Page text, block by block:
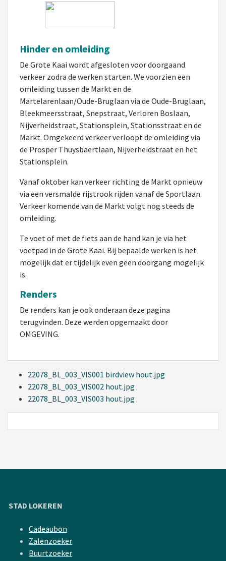
Hinder en omleiding
De Grote Kaai wordt afgesloten voor doorgaand
verkeer zodra de werken starten. We voorzien een
omleiding tussen de Markt en de
Martelarenlaan/Oude-Bruglaan via de Oude-Bruglaan,
Bleekmeersstraat, Snepstraat, Verloren Boslaan,
Nijverheidstraat, Stationsplein, Stationsstraat en de
Markt. Omgekeerd verkeer verloopt de omleiding via
de Prosper Thuysbaertlaan, Nijverheidstraat en het
Stationsplein.
Vanaf oktober kan verkeer richting de Markt opnieuw
via een versmalde rijstrook rijden vanaf de Sportlaan.
Verkeer komende van de Markt volgt nog steeds de
omleiding.
Te voet of met de fiets aan de hand kan je via het
voetpad in de Grote Kaai. Bij bepaalde werken is het
mogelijk dat er tijdelijk even geen doorgang mogelijk
is.
Renders
De renders kan je ook onderaan deze pagina
terugvinden. Deze werden opgemaakt door
OMGEVING.
22078_BL_003_VIS001 birdview hout.jpg
22078_BL_003_VIS002 hout.jpg
22078_BL_003_VIS003 hout.jpg
STAD LOKEREN
Cadeaubon
Zalenzoeker
Buurtzoeker